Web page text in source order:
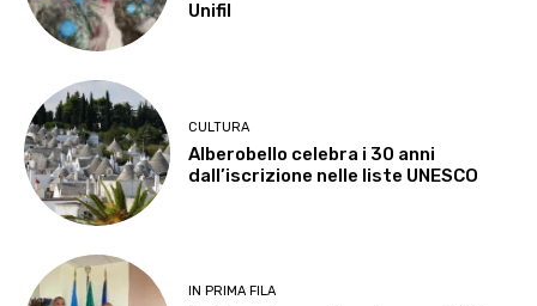
Unifil
CULTURA
Alberobello celebra i 30 anni
dall’iscrizione nelle liste UNESCO
IN PRIMA FILA